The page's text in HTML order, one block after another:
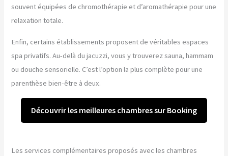
souvent équipées de chromothérapie et d’aromathérapie pour une
relaxation totale.
Enfin, certains établissements proposent de véritables espaces
spa privatifs. Au-delà du jacuzzi, vous y trouverez sauna, hammam
ou douche sensorielle. C’est l’option la plus complète pour une
parenthèse bien-être à deux.
Découvrir les meilleures chambres sur Booking
Les services complémentaires proposés avec les chambres